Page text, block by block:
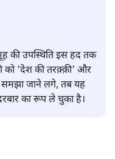
की उपस्थिति इस हद तक
को 'देश की तरक़्क़ी' और
जाने लगे, तब यह
का रूप ले चुका है।